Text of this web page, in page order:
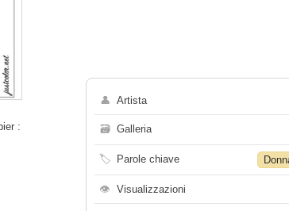
:
👤 Artista
🗃 Galleria
🏷 Parole chiave
👁 Visualizzazioni